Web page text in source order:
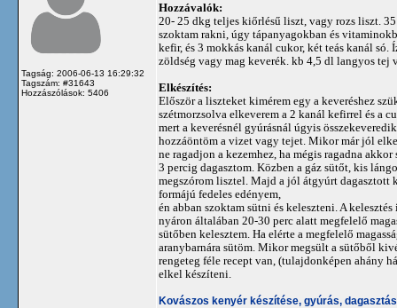
Tagság: 2006-06-13 16:29:32
Tagszám: #31643
Hozzászólások: 5406
Hozzávalók:
20- 25 dkg teljes kiőrlésű liszt, vagy rozs liszt.
szoktam rakni, úgy tápanyagokban és
kefir, és 3 mokkás kanál cukor, két teás kanál
zöldség vagy mag keverék. kb 4,5 dl langyos tej
Elkészítés:
Először a liszteket kimérem egy a keveréshez
szétmorzsolva elkeverem a 2 kanál kefirrel és a
mert a keverésnél gyúrásnál úgyis
hozzáöntöm a vizet vagy tejet. Mikor már jól
ne ragadjon a kezemhez, ha mégis ragadna
3 percig dagasztom. Közben a gáz sütőt, kis
megszórom lisztel. Majd a jól átgyúrt dagasztott
formájú fedeles edényem,
én abban szoktam sütni és keleszteni. A
nyáron általában 20-30 perc alatt megfelelő
sütőben kelesztem. Ha elérte a megfelelő
aranybarnára sütöm. Mikor megsült a sütőből
rengeteg féle recept van, (tulajdonképen ahány
elkel készíteni.
Kovászos kenyér készítése, gyúrás,